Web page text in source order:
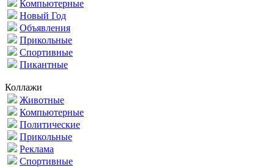
Компьютерные
Новый Год
Объявления
Прикольные
Спортивные
Пикантные
Коллажи
Животные
Компьютерные
Политические
Прикольные
Реклама
Спортивные